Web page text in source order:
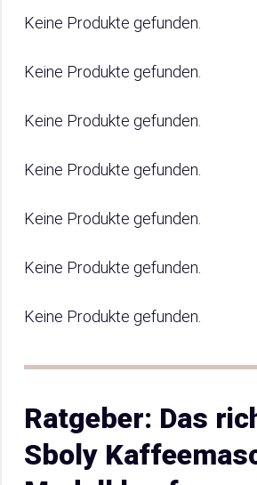
Keine Produkte gefunden.
Keine Produkte gefunden.
Keine Produkte gefunden.
Keine Produkte gefunden.
Keine Produkte gefunden.
Keine Produkte gefunden.
Keine Produkte gefunden.
Ratgeber: Das
Sboly